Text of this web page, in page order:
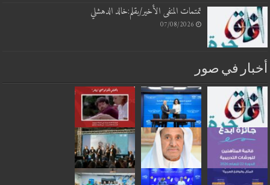
تمتمات المنفى الأخير/بقلم:خالد الدهشلي
07/08/2026
أخبار في صور